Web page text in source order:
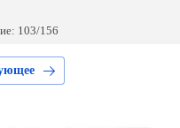
103/156